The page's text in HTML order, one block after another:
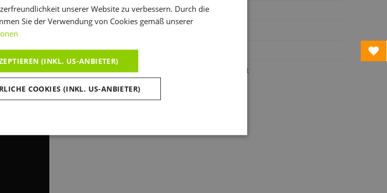
Kontakt
unserer Website zu verbessern. Durch die
Sie der Verwendung von Cookies gemäß unserer
(INKL. US-ANBIETER)
COOKIES (INKL. US-ANBIETER)